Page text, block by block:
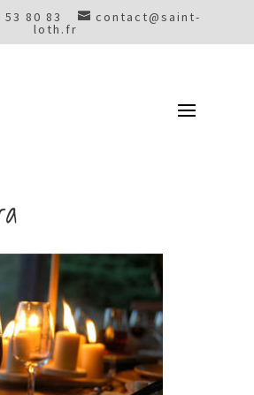
80 83 contact@saint-
loth.fr